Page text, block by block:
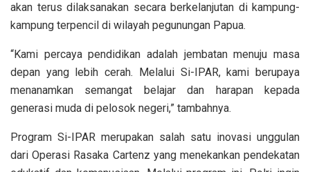
akan terus dilaksanakan secara berkelanjutan di kampung-
kampung terpencil di wilayah pegunungan Papua.
“Kami percaya pendidikan adalah jembatan menuju masa
depan yang lebih cerah. Melalui Si-IPAR, kami berupaya
menanamkan semangat belajar dan harapan kepada
generasi muda di pelosok negeri,” tambahnya.
Program Si-IPAR merupakan salah satu inovasi unggulan
dari Operasi Rasaka Cartenz yang menekankan pendekatan